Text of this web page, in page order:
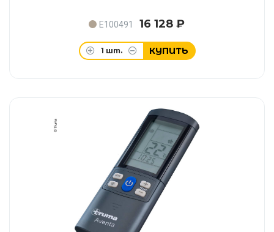
E100491 16 128 ₽
1 шт. КУПИТЬ